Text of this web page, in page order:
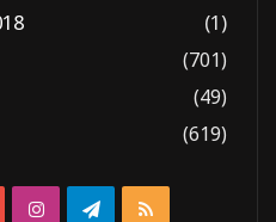
(1)
(701)
(49)
(619)
InstagramTelegram
RSS